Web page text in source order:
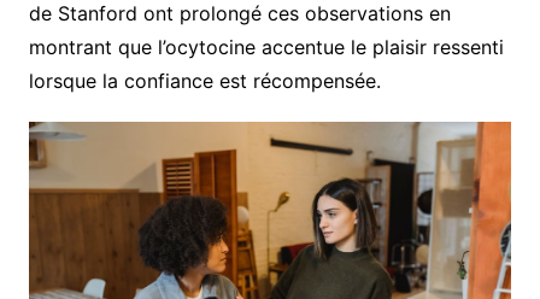
de Stanford ont prolongé ces observations en
montrant que l’ocytocine accentue le plaisir ressenti
lorsque la confiance est récompensée.